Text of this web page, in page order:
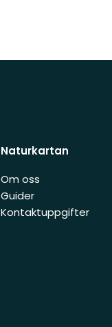
Naturkartan
Om oss
Guider
Kontaktuppgifter